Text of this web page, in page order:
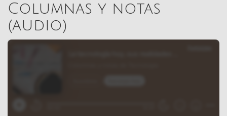
Columnas y notas
(audio)